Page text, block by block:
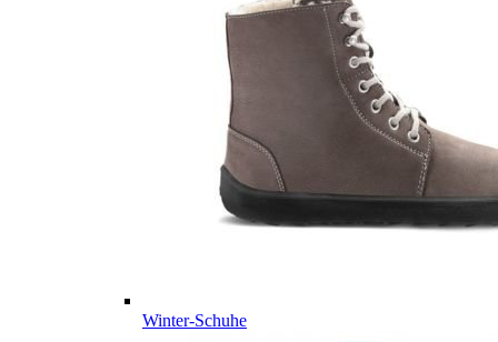
Winter-Schuhe